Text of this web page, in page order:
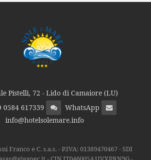
Pistelli, 72 - Lido di Camaiore (LU)
0584 617339
WhatsApp
info@hotelsolemare.info
Franco e C. s.a.s. - P.IVA: 01389470467 - SDI